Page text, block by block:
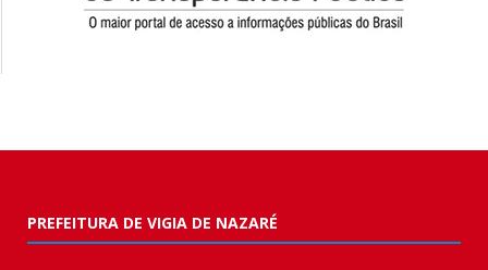
PREFEITURA DE VIGIA DE NAZARÉ